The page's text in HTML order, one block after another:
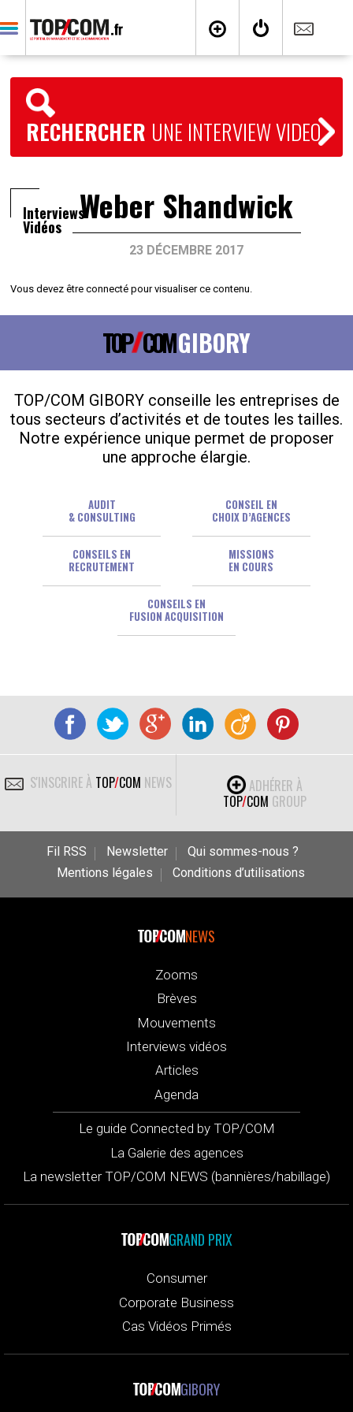
RECHERCHER UNE INTERVIEW VIDEO
Interviews
Vidéos Weber Shandwick
23 DÉCEMBRE 2017
Vous devez être connecté pour visualiser ce contenu.
TOP COMGIBORY
TOP/COM GIBORY conseille les entreprises de
tous secteurs d’activités et de toutes les tailles.
Notre expérience unique permet de proposer
une approche élargie.
AUDIT
& CONSULTING
CONSEIL EN
CHOIX D’AGENCES
CONSEILS EN
RECRUTEMENT
MISSIONS
EN COURS
CONSEILS EN
FUSION ACQUISITION
S'INSCRIRE À TOP/COM NEWS
ADHÉRER À
TOP/COM GROUP
Fil RSS Newsletter
Qui sommes-nous ?
Mentions légales
Conditions d’utilisations
NEWS
Zooms
Brèves
Mouvements
Interviews vidéos
Articles
Agenda
Le guide Connected by TOP/COM
La Galerie des agences
La newsletter TOP/COM NEWS (bannières/habillage)
GRAND PRIX
Consumer
Corporate Business
Cas Vidéos Primés
GIBORY